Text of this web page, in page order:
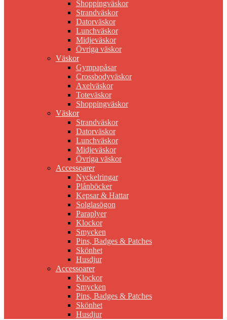
Shoppingväskor
Strandväskor
Datorväskor
Lunchväskor
Midjeväskor
Övriga väskor
Väskor
Gympapåsar
Crossbodyväskor
Axelväskor
Toteväskor
Shoppingväskor
Väskor
Strandväskor
Datorväskor
Lunchväskor
Midjeväskor
Övriga väskor
Accessoarer
Nyckelringar
Plånböcker
Kepsar & Hattar
Solglasögon
Paraplyer
Klockor
Smycken
Pins, Badges & Patches
Skönhet
Husdjur
Accessoarer
Klockor
Smycken
Pins, Badges & Patches
Skönhet
Husdjur